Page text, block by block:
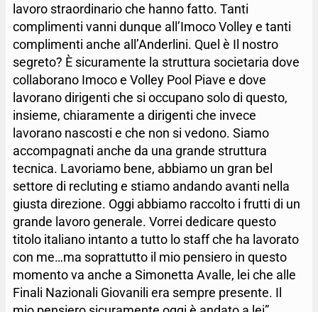
lavoro straordinario che hanno fatto. Tanti
complimenti vanni dunque all’Imoco Volley e tanti
complimenti anche all’Anderlini. Quel è Il nostro
segreto? È sicuramente la struttura societaria dove
collaborano Imoco e Volley Pool Piave e dove
lavorano dirigenti che si occupano solo di questo,
insieme, chiaramente a dirigenti che invece
lavorano nascosti e che non si vedono. Siamo
accompagnati anche da una grande struttura
tecnica. Lavoriamo bene, abbiamo un gran bel
settore di recluting e stiamo andando avanti nella
giusta direzione. Oggi abbiamo raccolto i frutti di un
grande lavoro generale. Vorrei dedicare questo
titolo italiano intanto a tutto lo staff che ha lavorato
con me…ma soprattutto il mio pensiero in questo
momento va anche a Simonetta Avalle, lei che alle
Finali Nazionali Giovanili era sempre presente. Il